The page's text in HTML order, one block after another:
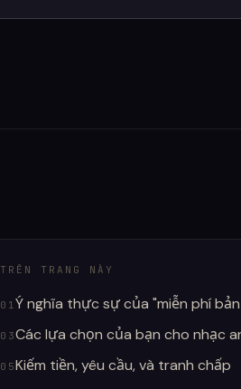
TRÊN TRANG NÀY
01Ý nghĩa thực sự của "miễn phí
03Các lựa chọn của bạn cho nhạc
05Kiếm tiền, yêu cầu, và tranh chấp